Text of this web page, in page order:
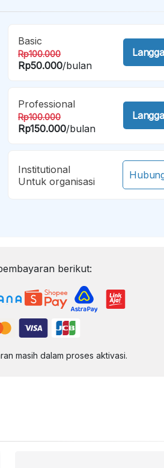
Basic
Rp100.000
Rp50.000/bulan
Professional
Rp100.000
Rp150.000/bulan
Institutional
Untuk organisasi
berikut:
masih dalam proses aktivasi.